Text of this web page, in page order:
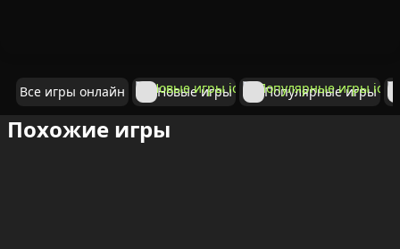
Все игры онлайн Новые игры Популярные игры
Похожие игры